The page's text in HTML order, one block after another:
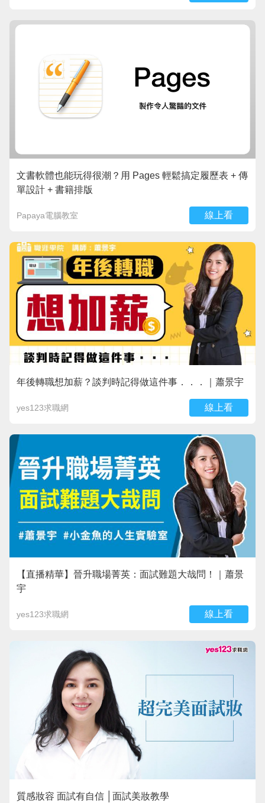
文書軟體也能玩得很潮？用 Pages 輕鬆搞定履歷表 + 傳
單設計 + 書籍排版
Papaya電腦教室 線上看
年後轉職想加薪？談判時記得做這件事．．．｜蕭景宇
yes123求職網 線上看
【直播精華】晉升職場菁英：面試難題大哉問！｜蕭景
宇
yes123求職網 線上看
質感妝容 面試有自信 │面試美妝教學